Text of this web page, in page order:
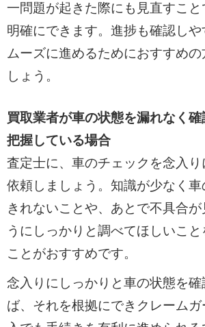
一問題が起きた際にも見直すこ
明確にできます。進捗も確認しや
ムーズに進めるためにおすすめ
しょう。
買取業者が車の状態を漏れなく
把握している場合
査定士に、車のチェックを念入り
依頼しましょう。知識が少なく車
きれないことや、あとで不具合が
うにしっかりと調べてほしいこ
ことがおすすめです。
念入りにしっかりと車の状態を
ば、それを根拠にできクレーム